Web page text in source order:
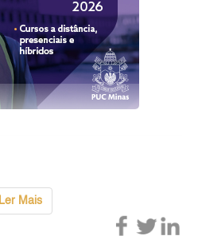
Ler Mais